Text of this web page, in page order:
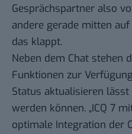
Gesprächspartner also
andere gerade mitten
das klappt.
Neben dem Chat stehen
Funktionen zur
Status aktualisieren
werden können. „ICQ 7
optimale Integration der